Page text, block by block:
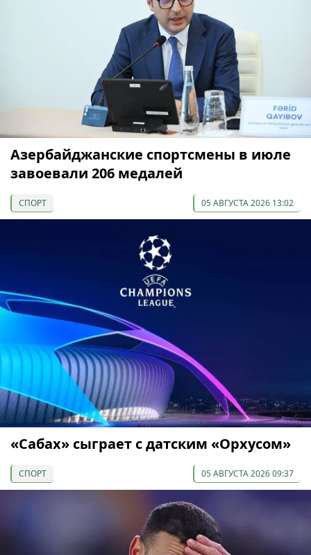
Азербайджанские спортсмены в июле
завоевали 206 медалей
СПОРТ 05 АВГУСТА 2026 13:02
«Сабах» сыграет с датским «Орхусом»
СПОРТ 05 АВГУСТА 2026 09:37